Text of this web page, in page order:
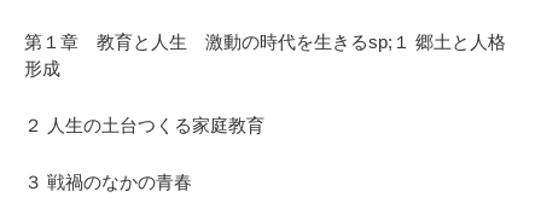
第１章 教育と人生 激動の時代を生きるsp;１ 郷土と人格
形成
２ 人生の土台つくる家庭教育
３ 戦禍のなかの青春